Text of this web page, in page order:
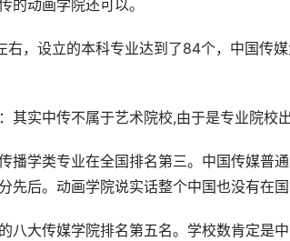
的动画学院还可以。
右，设立的本科专业达到了84个，中国传
其实中传不属于艺术院校,由于是专业院校
播学类专业在全国排名第三。中国传媒普
先后。动画学院说实话整个中国也没有在国
八大传媒学院排名第五名。学校数肯定